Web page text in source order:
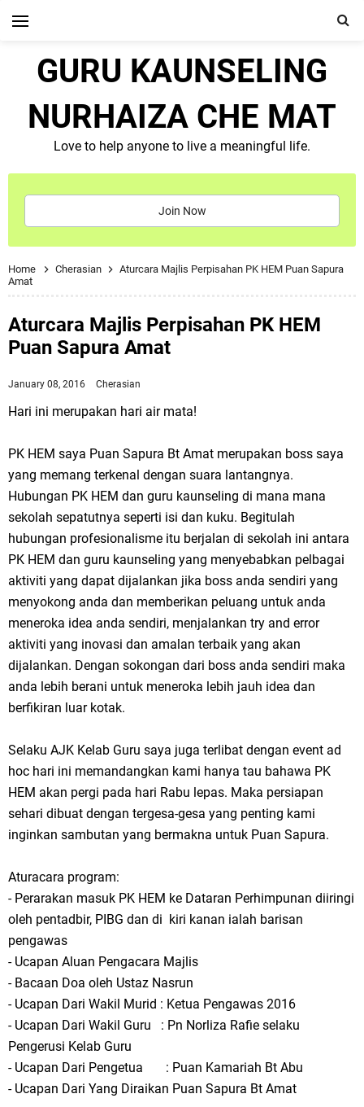
GURU KAUNSELING
NURHAIZA CHE MAT
Love to help anyone to live a meaningful life.
Join Now
Home Cherasian
Aturcara Majlis Perpisahan PK HEM Puan Sapura
Amat
Aturcara Majlis Perpisahan PK HEM
Puan Sapura Amat
January 08, 2016 Cherasian
Hari ini merupakan hari air mata!
PK HEM saya Puan Sapura Bt Amat merupakan boss saya
yang memang terkenal dengan suara lantangnya.
Hubungan PK HEM dan guru kaunseling di mana mana
sekolah sepatutnya seperti isi dan kuku. Begitulah
hubungan profesionalisme itu berjalan di sekolah ini antara
PK HEM dan guru kaunseling yang menyebabkan pelbagai
aktiviti yang dapat dijalankan jika boss anda sendiri yang
menyokong anda dan memberikan peluang untuk anda
meneroka idea anda sendiri, menjalankan try and error
aktiviti yang inovasi dan amalan terbaik yang akan
dijalankan. Dengan sokongan dari boss anda sendiri maka
anda lebih berani untuk meneroka lebih jauh idea dan
berfikiran luar kotak.
Selaku AJK Kelab Guru saya juga terlibat dengan event ad
hoc hari ini memandangkan kami hanya tau bahawa PK
HEM akan pergi pada hari Rabu lepas. Maka persiapan
sehari dibuat dengan tergesa-gesa yang penting kami
inginkan sambutan yang bermakna untuk Puan Sapura.
Aturacara program:
- Perarakan masuk PK HEM ke Dataran Perhimpunan diiringi
oleh pentadbir, PIBG dan di kiri kanan ialah barisan
pengawas
- Ucapan Aluan Pengacara Majlis
- Bacaan Doa oleh Ustaz Nasrun
- Ucapan Dari Wakil Murid : Ketua Pengawas 2016
- Ucapan Dari Wakil Guru : Pn Norliza Rafie selaku
Pengerusi Kelab Guru
- Ucapan Dari Pengetua : Puan Kamariah Bt Abu
- Ucapan Dari Yang Diraikan Puan Sapura Bt Amat